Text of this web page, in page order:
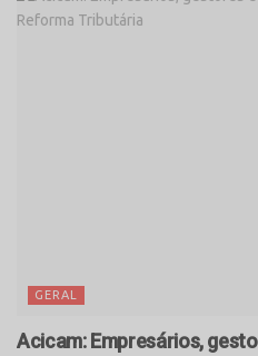
GERAL
Acicam: Empresários,